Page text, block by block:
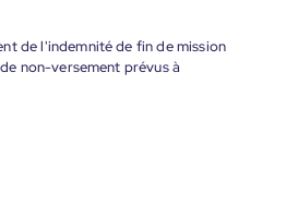
de l'indemnité de fin de mission
non-versement prévus à